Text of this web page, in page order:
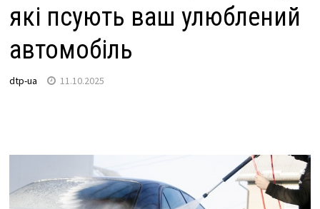
які псують ваш улюблений
автомобіль
dtp-ua 11.10.2025